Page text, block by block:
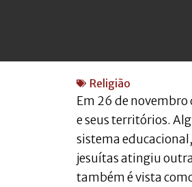
Religião
Em 26 de novembro
e seus territórios.
sistema
jesuítas atingiu
também é vista